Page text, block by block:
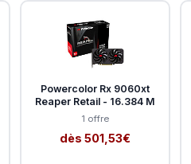
Powercolor Rx 9060xt
Reaper Retail - 16.384 M
1 offre
dès 501,53€